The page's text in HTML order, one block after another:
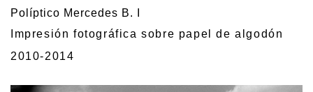
Políptico Mercedes B. I
Impresión fotográfica sobre papel de algodón
2010-2014